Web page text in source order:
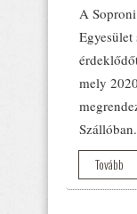
A
mely
Szállóban.
Tovább